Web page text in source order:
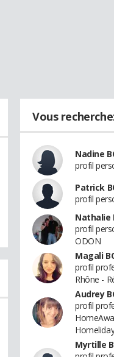
Vous
Nadine
profil
Patrick
profil
Nathalie
profil
ODON
Magali
profil
Rhône -
Audrey
profil
Myrtille